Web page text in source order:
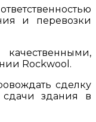
и перевозки
Rockwool.
сделку
здания в